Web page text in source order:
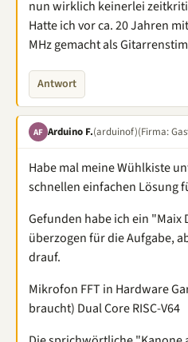
nun wirklich keinerlei
Hatte ich vor ca. 20 Jahren
MHz gemacht als
Antwort
AF Arduino F.(arduinof)(Firma:
Habe mal meine Wühlkiste
schnellen einfachen Lösung
Gefunden habe ich ein "Maix
überzogen für die Aufgabe,
drauf.
Mikrofon FFT in Hardware
braucht) Dual Core RISC-V64